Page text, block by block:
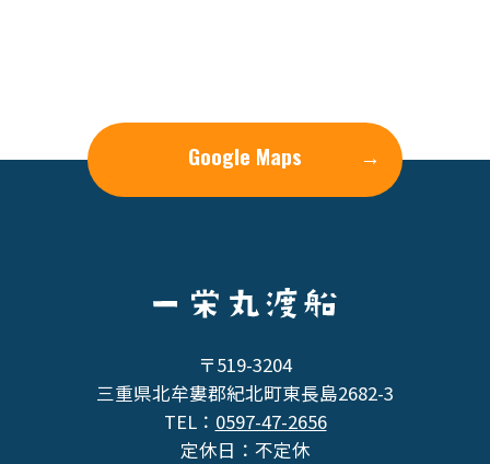
Google Maps →
〒519-3204
三重県北牟婁郡紀北町東長島2682-3
TEL： 0597-47-2656
定休日：不定休